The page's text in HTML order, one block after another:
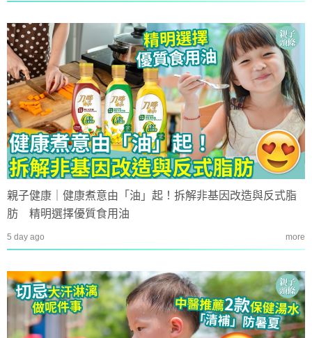
親子健康｜健康煮意由「油」起！拆解非基因改造與反式脂
肪 精明選擇優質食用油
5 day ago more